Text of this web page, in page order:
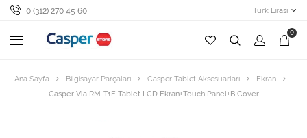
0 (312) 270 45 60 Türk Lirası
0
Ana Sayfa Bilgisayar Parçaları Casper Tablet Aksesuarları
Ekran
Casper Via RM-T1E Tablet LCD Ekran+Touch Panel+B Cover